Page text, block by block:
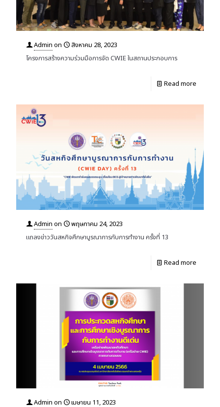
Admin on
สิงหาคม 28, 2023
โครงการสร้างความร่วมมือการจัด CWIE ในสถานประกอบการ
Read more
Admin on
พฤษภาคม 24, 2023
แถลงข่าววันสหกิจศึกษาบูรณาการกับการทำงาน ครั้งที่ 13
Read more
Admin on
เมษายน 11, 2023